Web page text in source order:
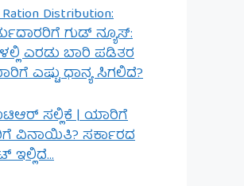
Distribution:
ಗುಡ್ ನ್ಯೂಸ್:
ಎರಡು ಬಾರಿ ಪಡಿತರ
ಎಷ್ಟು ಧಾನ್ಯ ಸಿಗಲಿದೆ?
ಐಟಿಆರ್ ಸಲ್ಲಿಕೆ | ಯಾರಿಗೆ
ವಿನಾಯಿತಿ? ಸರ್ಕಾರದ
ಇಲ್ಲಿದೆ…